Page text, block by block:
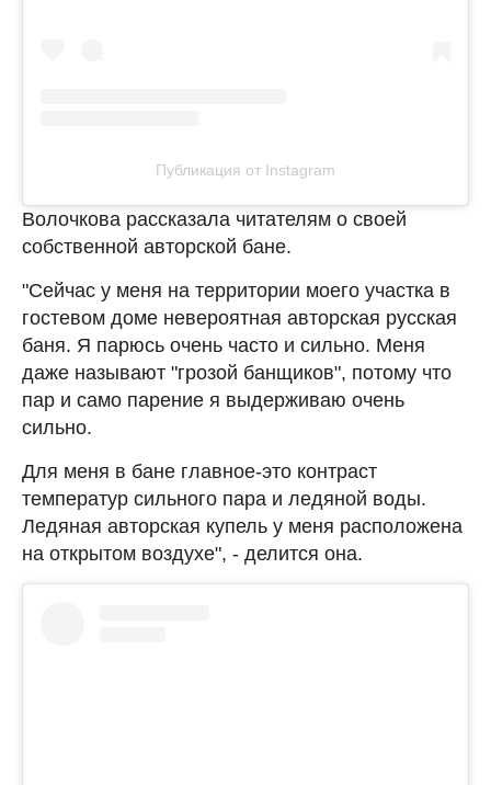
Публикация от Instagram
Волочкова рассказала читателям о своей
собственной авторской бане.
"Сейчас у меня на территории моего участка в
гостевом доме невероятная авторская русская
баня. Я парюсь очень часто и сильно. Меня
даже называют "грозой банщиков", потому что
пар и само парение я выдерживаю очень
сильно.
Для меня в бане главное-это контраст
температур сильного пара и ледяной воды.
Ледяная авторская купель у меня расположена
на открытом воздухе", - делится она.